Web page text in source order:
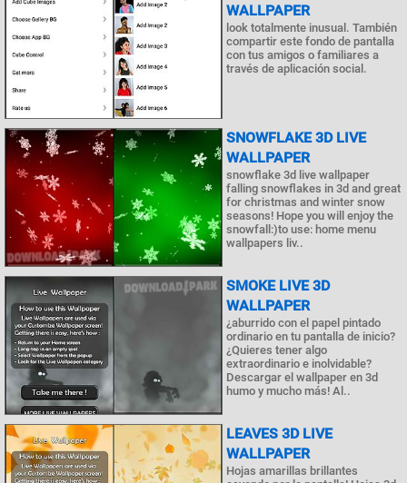
WALLPAPER
look totalmente inusual. También
compartir este fondo de pantalla
con tus amigos o familiares a
través de aplicación social.
SNOWFLAKE 3D LIVE
WALLPAPER
snowflake 3d live wallpaper
falling snowflakes in 3d and great
for christmas and winter snow
seasons! Hope you will enjoy the
snowfall:)to use: home menu
wallpapers liv..
SMOKE LIVE 3D
WALLPAPER
¿aburrido con el papel pintado
ordinario en tu pantalla de inicio?
¿Quieres tener algo
extraordinario e inolvidable?
Descargar el wallpaper en 3d
humo y mucho más! Al..
LEAVES 3D LIVE
WALLPAPER
Hojas amarillas brillantes